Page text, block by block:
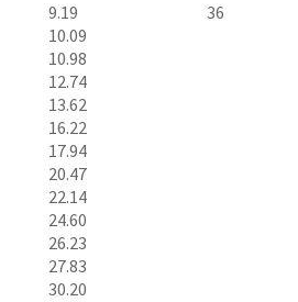
9.19
10.09
10.98
12.74
13.62
16.22
17.94
20.47
22.14
24.60
26.23
27.83
30.20
36